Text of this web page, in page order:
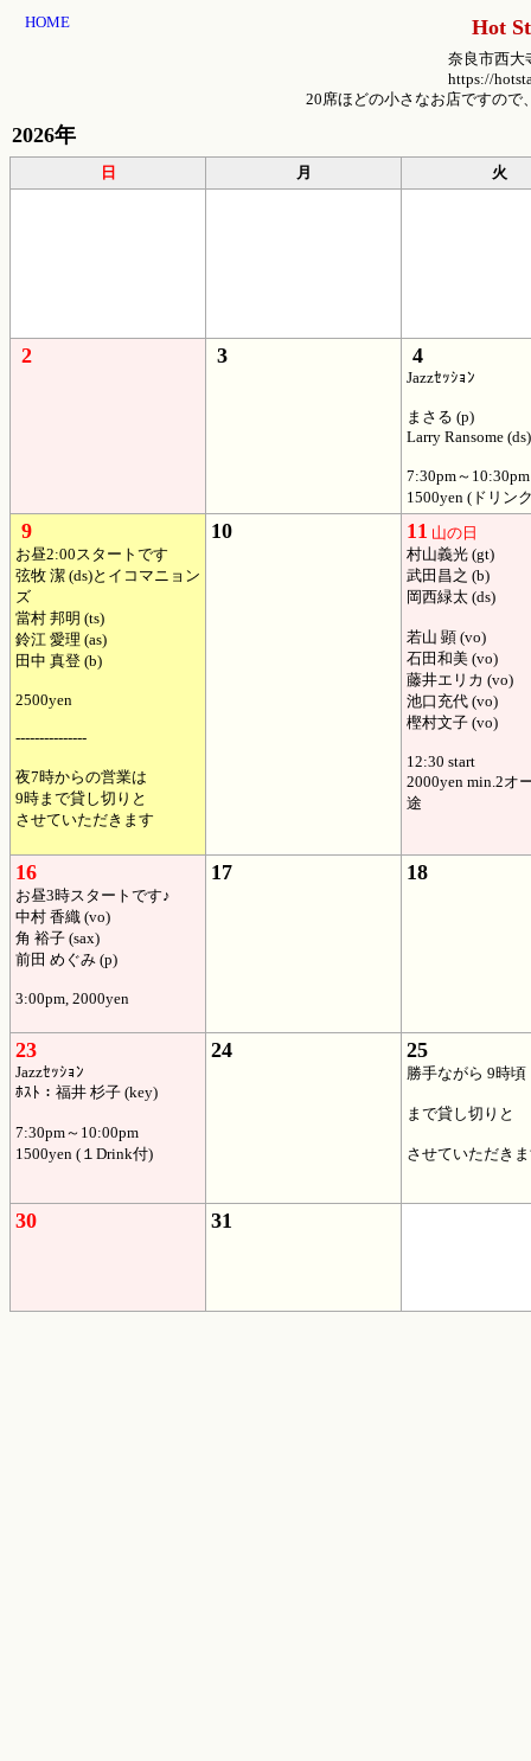
HOME Hot
奈良市西大寺本町2-
https://
20席ほどの小さなお店ですので
2026年
日 月 火
2 3 4
Jazzｾｯｼｮﾝ
まさる (p)
Larry Ransome (ds)
7:30pm～10:30pm
1500yen (ドリン
9
お昼2:00スタートです
弦牧 潔 (ds)とイコマニョン
ズ
當村 邦明 (ts)
鈴江 愛理 (as)
田中 真登 (b)
2500yen
---------------
夜7時からの営業は
9時まで貸し切りと
させていただきます
10 11 山の日
村山義光 (gt)
武田昌之 (b)
岡西緑太 (ds)
若山 顕 (vo)
石田和美 (vo)
藤井エリカ (vo)
池口充代 (vo)
樫村文子 (vo)
12:30 start
2000yen min.2オ
途
16
お昼3時スタートです♪
中村 香織 (vo)
角 裕子 (sax)
前田 めぐみ (p)
3:00pm, 2000yen
17 18
23
Jazzｾｯｼｮﾝ
ﾎｽﾄ：福井 杉子 (key)
7:30pm～10:00pm
1500yen (１Drink付)
24 25
勝手ながら 9時頃
まで貸し切りと
させていただき
30 31